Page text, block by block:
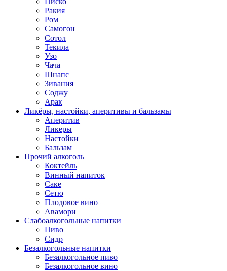
Ракия
Ром
Самогон
Сотол
Текила
Узо
Чача
Шнапс
Зивания
Соджу
Арак
Ликёры, настойки, аперитивы и бальзамы
Аперитив
Ликеры
Настойки
Бальзам
Прочий алкоголь
Коктейль
Винный напиток
Саке
Сетю
Плодовое вино
Авамори
Слабоалкогольные напитки
Пиво
Сидр
Безалкогольные напитки
Безалкогольное пиво
Безалкогольное вино